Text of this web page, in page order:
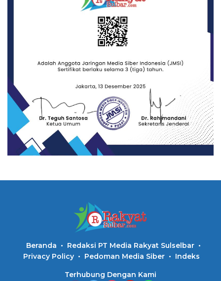
Beranda
Redaksi PT Media Rakyat Sulselbar
Privacy Policy
Pedoman Media Siber Indeks
Terhubung Dengan Kami